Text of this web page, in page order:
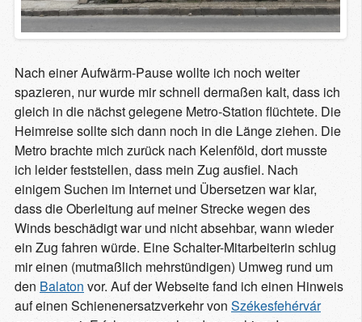
Nach einer Aufwärm-Pause wollte ich noch weiter
spazieren, nur wurde mir schnell dermaßen kalt, dass ich
gleich in die nächst gelegene Metro-Station flüchtete. Die
Heimreise sollte sich dann noch in die Länge ziehen. Die
Metro brachte mich zurück nach Kelenföld, dort musste
ich leider feststellen, dass mein Zug ausfiel. Nach
einigem Suchen im Internet und Übersetzen war klar,
dass die Oberleitung auf meiner Strecke wegen des
Winds beschädigt war und nicht absehbar, wann wieder
ein Zug fahren würde. Eine Schalter-Mitarbeiterin schlug
mir einen (mutmaßlich mehrstündigen) Umweg rund um
den Balaton vor. Auf der Webseite fand ich einen Hinweis
auf einen Schienenersatzverkehr von Székesfehérvár